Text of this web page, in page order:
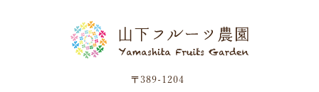
〒389-1204